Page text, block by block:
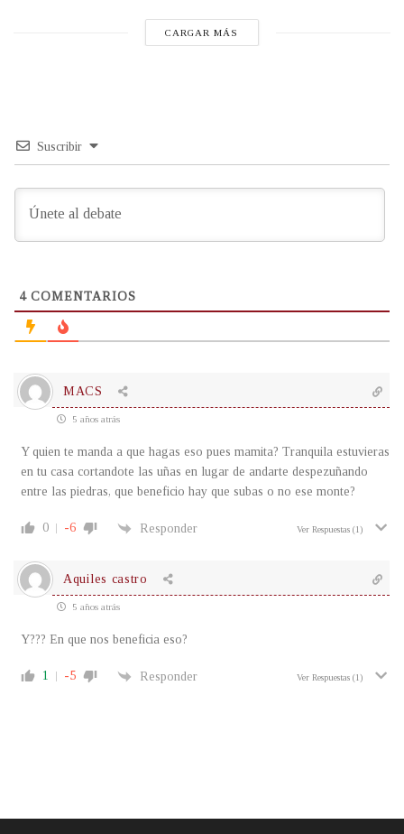
CARGAR MÁS
Suscribir
4COMENTARIOS
MACS
5 años atrás
Y quien te manda a que hagas eso pues mamita? Tranquila estuvieras
en tu casa cortandote las uñas en lugar de andarte despezuñando
entre las piedras, que beneficio hay que subas o no ese monte?
0 -6 Responder Ver Respuestas (1)
Aquiles castro
5 años atrás
Y??? En que nos beneficia eso?
1 -5 Responder Ver Respuestas (1)